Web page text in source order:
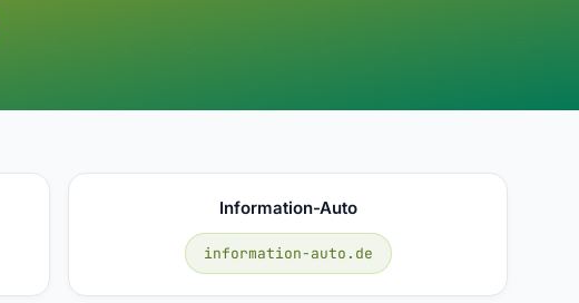
Information-Auto
information-auto.de